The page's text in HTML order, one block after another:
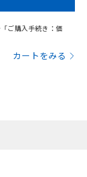
ご購入手続き：価
カートをみる